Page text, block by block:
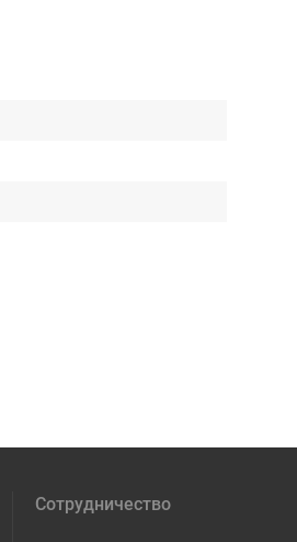
Сотрудничество